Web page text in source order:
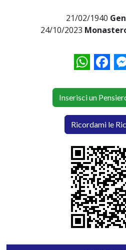
21/02/1940
24/10/2023
WhatsApp
Inserisci un
Ricordami le